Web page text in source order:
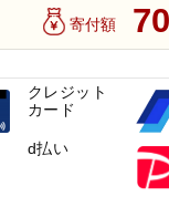
寄付額
クレジット
カード
d払い